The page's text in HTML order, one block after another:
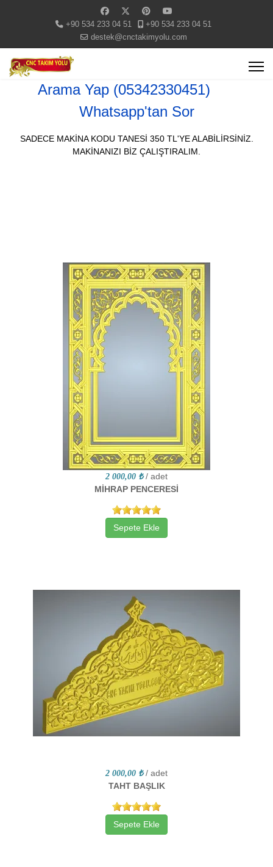
+90 534 233 04 51
+90 534 233 04 51
destek@cnctakimyolu.com
Arama Yap (05342330451)
Whatsapp'tan Sor
SADECE MAKİNA KODU TANESİ 350 TL'YE ALABİLİRSİNİZ.
MAKİNANIZI BİZ ÇALIŞTIRALIM.
2 000,00 ₺ / adet
MİHRAP PENCERESİ
Sepete Ekle
2 000,00 ₺ / adet
TAHT BAŞLIK
Sepete Ekle